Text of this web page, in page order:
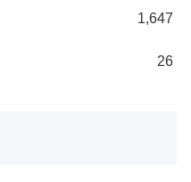
1,647
26